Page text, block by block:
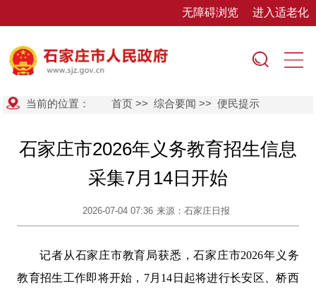
无障碍浏览 进入适老化
当前的位置： 首页 >>综合要闻 >>便民提示
石家庄市2026年义务教育招生信息
采集7月14日开始
2026-07-04 07:36 来源：石家庄日报
记者从石家庄市教育局获悉，石家庄市2026年义务
教育招生工作即将开始，7月14日起将进行长安区、桥西